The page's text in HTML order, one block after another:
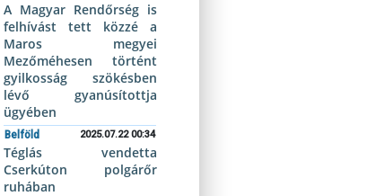
A Magyar Rendőrség is
felhívást tett közzé a
Maros megyei
Mezőméhesen történt
gyilkosság szökésben
lévő gyanúsítottja
ügyében
Belföld 2025.07.22 00:34
Téglás vendetta
Cserkúton polgárőr
ruhában